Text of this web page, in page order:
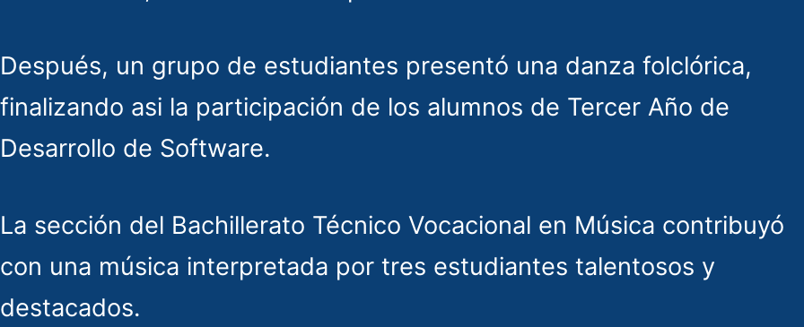
Después, un grupo de estudiantes presentó una danza folclórica,
finalizando asi la participación de los alumnos de Tercer Año de
Desarrollo de Software.
La sección del Bachillerato Técnico Vocacional en Música contribuyó
con una música interpretada por tres estudiantes talentosos y
destacados.